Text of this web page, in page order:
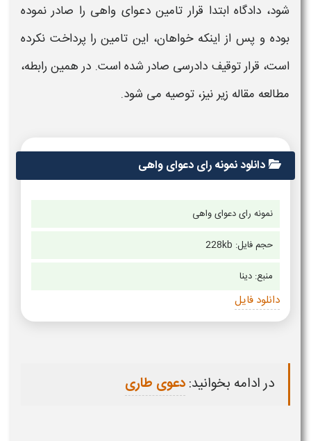
شود، دادگاه ابتدا قرار تامین دعوای واهی را صادر نموده
بوده و پس از اینکه خواهان، این تامین را پرداخت نکرده
است، قرار توقیف دادرسی صادر شده است. در همین رابطه،
مطالعه مقاله زیر نیز، توصیه می شود.
دانلود نمونه رای دعوای واهی
نمونه رای دعوای واهی
حجم فایل: 228kb
منبع: دینا
دانلود فایل
در ادامه بخوانید:دعوی طاری